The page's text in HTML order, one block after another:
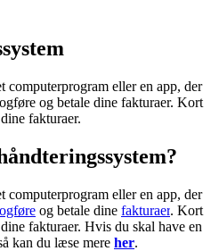
computerprogram eller en app, der
og betale dine fakturaer. Kort
fakturaer.
computerprogram eller en app, der
og betale dine fakturaer. Kort
fakturaer. Hvis du skal have en
kan du læse mere her.